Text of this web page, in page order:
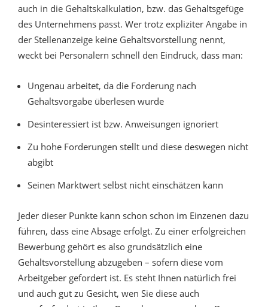
auch in die Gehaltskalkulation, bzw. das Gehaltsgefüge
des Unternehmens passt. Wer trotz expliziter Angabe in
der Stellenanzeige keine Gehaltsvorstellung nennt,
weckt bei Personalern schnell den Eindruck, dass man:
Ungenau arbeitet, da die Forderung nach
Gehaltsvorgabe überlesen wurde
Desinteressiert ist bzw. Anweisungen ignoriert
Zu hohe Forderungen stellt und diese deswegen nicht
abgibt
Seinen Marktwert selbst nicht einschätzen kann
Jeder dieser Punkte kann schon schon im Einzenen dazu
führen, dass eine Absage erfolgt. Zu einer erfolgreichen
Bewerbung gehört es also grundsätzlich eine
Gehaltsvorstellung abzugeben – sofern diese vom
Arbeitgeber gefordert ist. Es steht Ihnen natürlich frei
und auch gut zu Gesicht, wen Sie diese auch